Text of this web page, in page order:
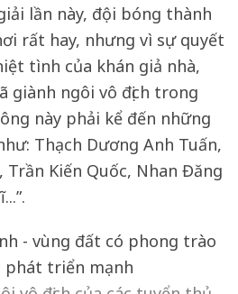
lần này, đội bóng thành
rất hay, nhưng vì sự quyết
tình của khán giả nhà,
giành ngôi vô địch trong
này phải kể đến những
Thạch Dương Anh Tuấn,
Trần Kiến Quốc, Nhan Đăng